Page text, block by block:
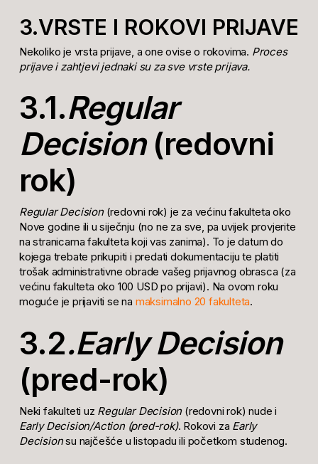
3.VRSTE I ROKOVI PRIJAVE
Nekoliko je vrsta prijave, a one ovise o rokovima. Proces
prijave i zahtjevi jednaki su za sve vrste prijava.
3.1.Regular
Decision(redovni
rok)
Regular Decision(redovni rok) je za većinu fakulteta oko
Nove godine ili u siječnju (no ne za sve, pa uvijek provjerite
na stranicama fakulteta koji vas zanima). To je datum do
kojega trebate prikupiti i predati dokumentaciju te platiti
trošak administrativne obrade vašeg prijavnog obrasca (za
većinu fakulteta oko 100 USD po prijavi). Na ovom roku
moguće je prijaviti se na maksimalno 20 fakulteta.
3.2.Early Decision
(pred-rok)
Neki fakulteti uz Regular Decision(redovni rok) nude i
Early Decision/Action (pred-rok). Rokovi za Early
Decisionsu najčešće u listopadu ili početkom studenog.